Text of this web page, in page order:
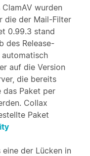
wurden
die der Mail-Filter
0.99.3 stand
des Release-
auf die Version
die bereits
das Paket per
Collax
Paket
der Lücken in